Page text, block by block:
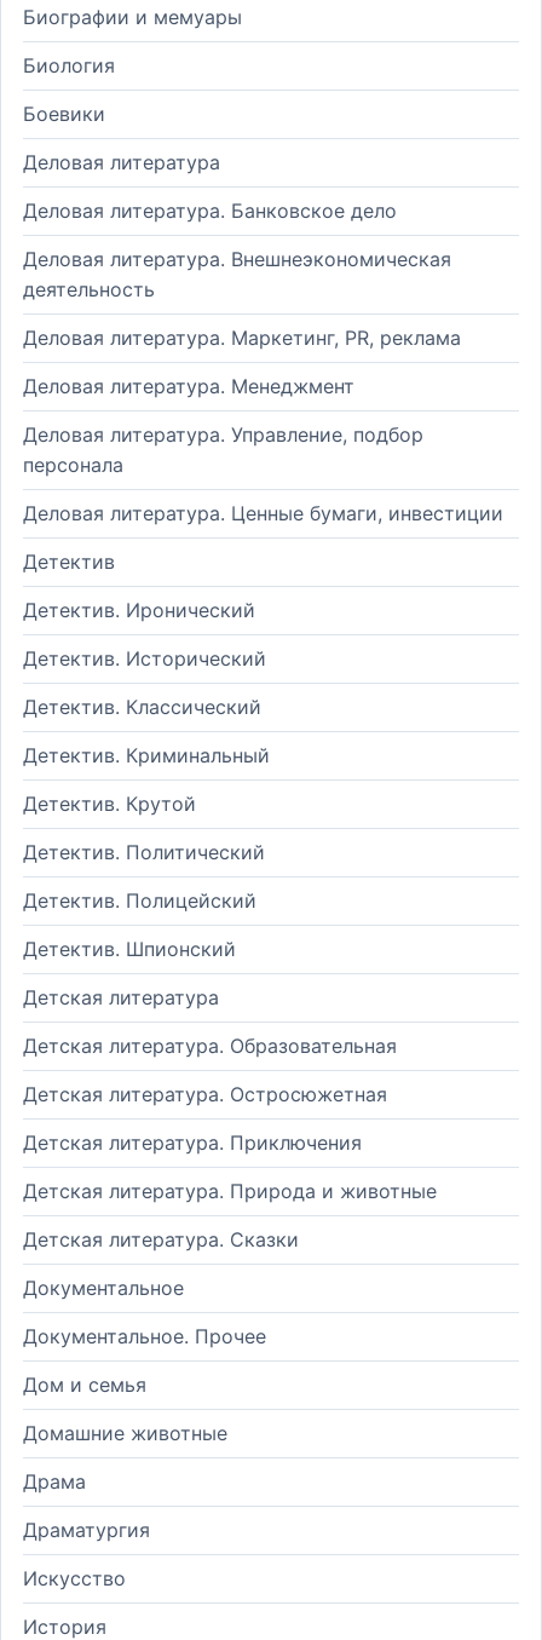
Биографии и мемуары
Биология
Боевики
Деловая литература
Деловая литература. Банковское дело
Деловая литература. Внешнеэкономическая
деятельность
Деловая литература. Маркетинг, PR, реклама
Деловая литература. Менеджмент
Деловая литература. Управление, подбор
персонала
Деловая литература. Ценные бумаги, инвестиции
Детектив
Детектив. Иронический
Детектив. Исторический
Детектив. Классический
Детектив. Криминальный
Детектив. Крутой
Детектив. Политический
Детектив. Полицейский
Детектив. Шпионский
Детская литература
Детская литература. Образовательная
Детская литература. Остросюжетная
Детская литература. Приключения
Детская литература. Природа и животные
Детская литература. Сказки
Документальное
Документальное. Прочее
Дом и семья
Домашние животные
Драма
Драматургия
Искусство
История